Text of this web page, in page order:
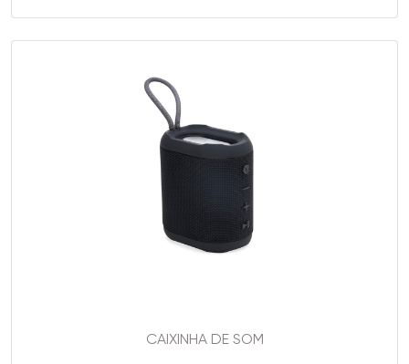
CAIXINHA DE SOM